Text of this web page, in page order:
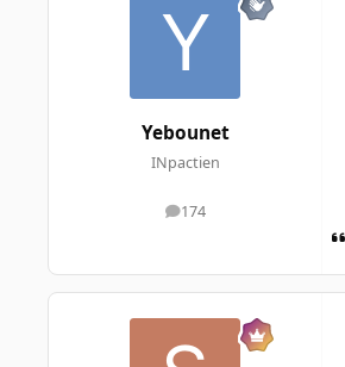
Yebounet
INpactien
174
messages